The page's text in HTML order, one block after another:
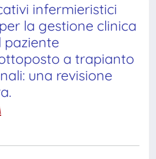
infermieristici
la gestione clinica
paziente
a trapianto
una revisione